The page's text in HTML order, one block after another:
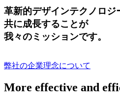
革新的デザインテクノロジ
共に成長することが
我々のミッションです。
弊社の企業理念について
More effective and